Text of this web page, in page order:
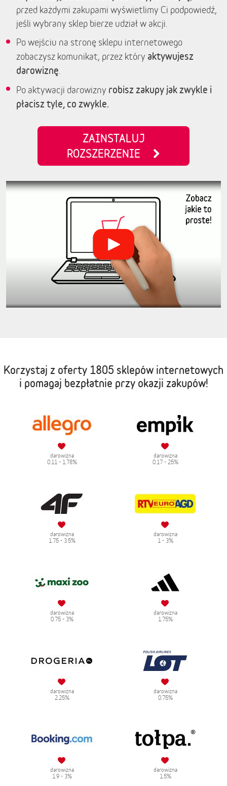
przed każdymi zakupami wyświetlimy Ci podpowiedź,
jeśli wybrany sklep bierze udział w akcji.
Po wejściu na stronę sklepu internetowego
zobaczysz komunikat, przez który aktywujesz
darowiznę
Po aktywacji darowizny robisz zakupy jak zwykle i
płacisz tyle, co zwykle.
ZAINSTALUJ
ROZSZERZENIE
Korzystaj z oferty 1805 sklepów internetowych
i pomagaj bezpłatnie przy okazji zakupów!
darowizna
0.11 - 1.78%
darowizna
0.17 - 25%
darowizna
1.75 - 3.5%
darowizna
1 - 3%
darowizna
0.75 - 3%
darowizna
1.75%
darowizna
2.25%
darowizna
0.75%
darowizna
1.9 - 3%
darowizna
1.5%